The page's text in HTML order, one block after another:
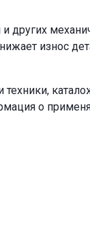
других
износ
техники,
о